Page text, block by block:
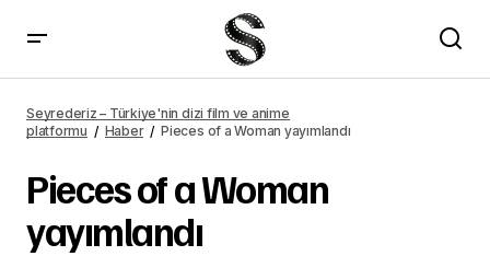
Seyrederiz – Türkiye'nin dizi film ve anime
platformu
Haber Pieces of a Woman yayımlandı
Pieces of a Woman
yayımlandı